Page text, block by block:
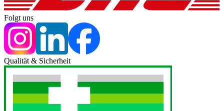
Folgt uns
Qualität & Sicherheit